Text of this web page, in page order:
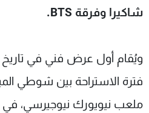
شاكيرا وفرقة BTS.
ويُقام أول عرض فني في تاريخ
ملعب نيويورك نيوجيرسي، في